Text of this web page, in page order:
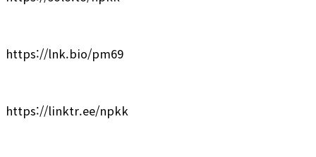
https://lnk.bio/pm69
https://linktr.ee/npkk